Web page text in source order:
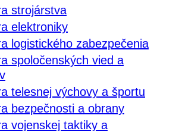
strojárstva
elektroniky
logistického zabezpečenia
spoločenských vied a
telesnej výchovy a športu
bezpečnosti a obrany
vojenskej taktiky a